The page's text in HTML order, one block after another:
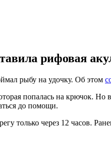
рифовая
рыбу на удочку. Об этом
попалась на крючок.
до помощи.
только через 12 часов.